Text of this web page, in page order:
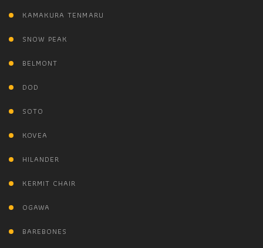
KAMAKURA TENMARU
SNOW PEAK
BELMONT
DOD
SOTO
KOVEA
HILANDER
KERMIT CHAIR
OGAWA
BAREBONES